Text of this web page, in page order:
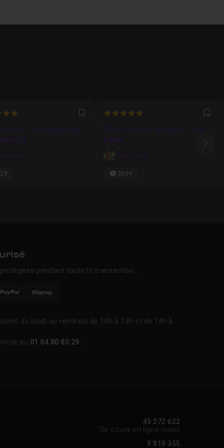
Favori
PHP : Tout savoir sur
PDO
Brison
5
POO# 1/3 : PHP & MySQL - Les
bases
Carl Brison
2h04
pendant toute la transaction.
du lundi au vendredi de 10h à 12h et de 14h à
au 01 84 80 80 29.
45 272 622
De cours en ligne suivis
9 819 355